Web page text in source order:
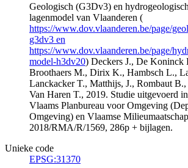
Geologisch (G3Dv3) en
lagenmodel van Vlaanderen (
https://www.dov.vlaanderen.be/page/
g3dv3 en
https://www.dov.vlaanderen.be/page/
model-h3dv20) Deckers J., De Koninck
Broothaers M., Dirix K., Hambsch L.,
Lanckacker T., Matthijs, J., Rombaut
Van Haren T., 2019. Studie uitgevoerd
Vlaams Planbureau voor Omgeving
Omgeving) en Vlaamse
2018/RMA/R/1569, 286p + bijlagen.
Unieke code
EPSG:31370